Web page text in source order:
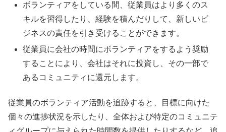
ボランティアをしている間、従業員はより多くのス
キルを習得したり、経験を積んだりして、新しいビ
ジネスの責任を引き受けることができます。
従業員に会社の時間にボランティアをするよう奨励
することにより、会社はそれに投資し、その一部で
あるコミュニティに還元します。
従業員のボランティア活動を追跡すると、目標に向けた
個々の進捗状況を示したり、全体および特定のコミュニテ